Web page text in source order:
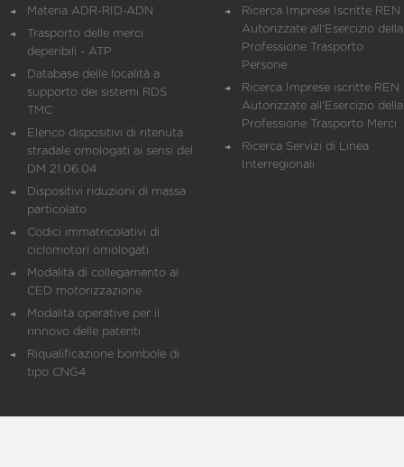
Materia ADR-RID-ADN
Trasporto delle merci
deperibili - ATP
Database delle località a
supporto dei sistemi RDS
TMC
Elenco dispositivi di ritenuta
stradale omologati ai sensi del
DM 21.06.04
Dispositivi riduzioni di massa
particolato
Codici immatricolativi di
ciclomotori omologati
Modalità di collegamento al
CED motorizzazione
Modalità operative per il
rinnovo delle patenti
Riqualificazione bombole di
tipo CNG4
Ricerca Imprese Iscritte REN
Autorizzate all'Esercizio della
Professione Trasporto
Persone
Ricerca Imprese iscritte REN
Autorizzate all'Esercizio della
Professione Trasporto Merci
Ricerca Servizi di Linea
Interregionali